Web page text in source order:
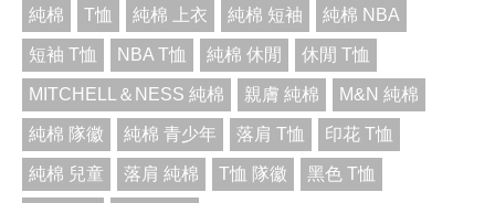
純棉 T恤 純棉 上衣 純棉 短袖 純棉 NBA
短袖 T恤 NBA T恤 純棉 休閒 休閒 T恤
MITCHELL＆NESS 純棉 親膚 純棉 M&N 純棉
純棉 隊徽 純棉 青少年 落肩 T恤 印花 T恤
純棉 兒童 落肩 純棉 T恤 隊徽 黑色 T恤